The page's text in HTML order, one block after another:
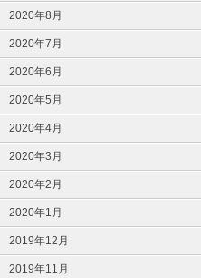
2020年8月
2020年7月
2020年6月
2020年5月
2020年4月
2020年3月
2020年2月
2020年1月
2019年12月
2019年11月